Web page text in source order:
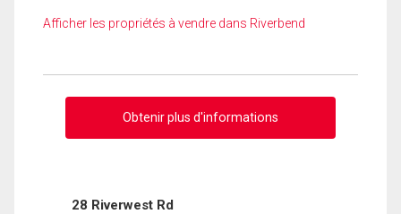
Afficher les propriétés à vendre dans Riverbend
Obtenir plus d'informations
28 Riverwest Rd